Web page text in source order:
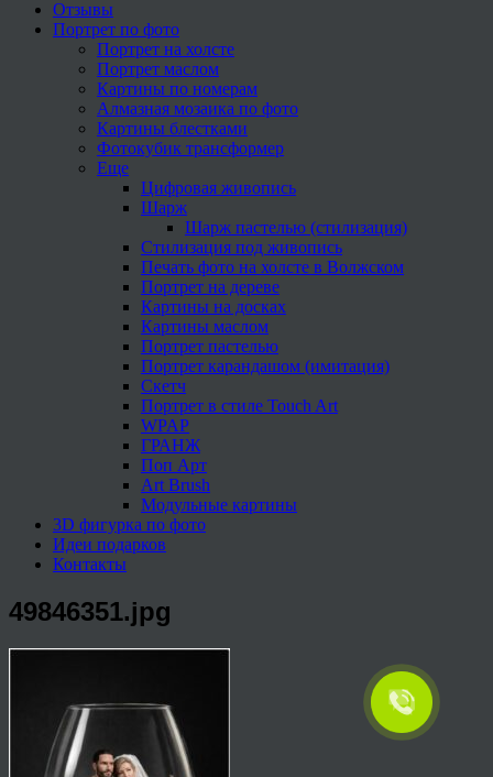
Отзывы
Портрет по фото
Портрет на холсте
Портрет маслом
Картины по номерам
Алмазная мозаика по фото
Картины блестками
Фотокубик трансформер
Еще
Цифровая живопись
Шарж
Шарж пастелью (стилизация)
Стилизация под живопись
Печать фото на холсте в Волжском
Портрет на дереве
Картины на досках
Картины маслом
Портрет пастелью
Портрет карандашом (имитация)
Скетч
Портрет в стиле Touch Art
WPAP
ГРАНЖ
Поп Арт
Art Brush
Модульные картины
3D фигурка по фото
Идеи подарков
Контакты
49846351.jpg